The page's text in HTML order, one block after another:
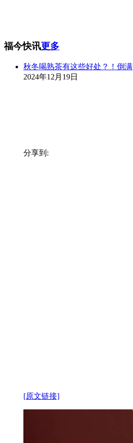
福今快讯更多
秋冬喝熟茶有这些好处？！倒满
2024年12月19日
分享到:
[原文链接]